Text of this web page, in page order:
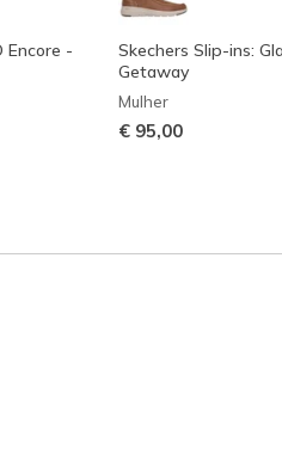
Encore -
Skechers Slip-ins:
Getaway
Mulher
€ 95,00